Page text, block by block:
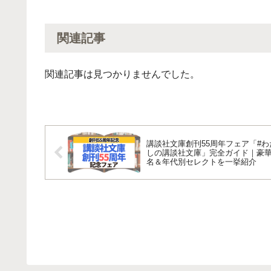
関連記事
関連記事は見つかりませんでした。
講談社文庫創刊55周年フェア「#わ
しの講談社文庫」完全ガイド｜豪
名＆年代別セレクトを一挙紹介